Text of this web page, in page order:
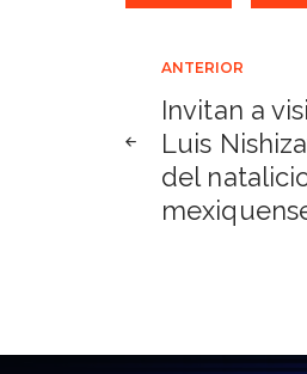
de
ANTERIOR
Invitan a
Luis
del